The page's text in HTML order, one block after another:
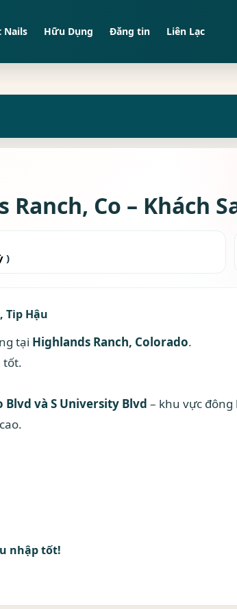
Nails Hữu Dụng Đăng tin Liên Lạc
Co – Khách
)
Tip Hậu
tại Highlands Ranch, Colorado.
tốt.
Blvd và S University Blvd – khu vực
nhập tốt!